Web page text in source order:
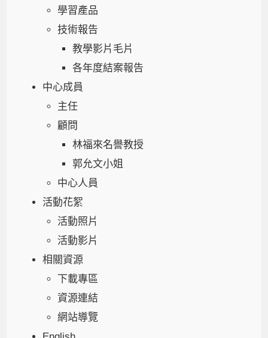
學習產品
技術報告
教學影片毛片
各年度結案報告
中心成員
主任
顧問
林福來名譽教授
郭允文小姐
中心人員
活動花絮
活動照片
活動影片
相關資源
下載專區
資源連結
網站導覽